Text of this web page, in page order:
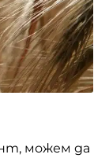
можем да